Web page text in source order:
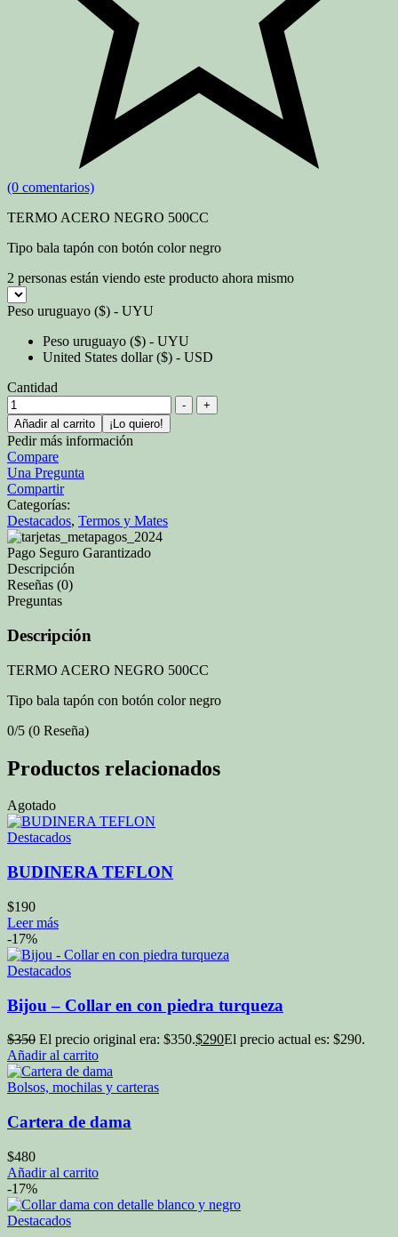
(0 comentarios)
TERMO ACERO NEGRO 500CC
Tipo bala tapón con botón color negro
2 personas están viendo este producto ahora mismo
Peso uruguayo ($) - UYU
Peso uruguayo ($) - UYU
United States dollar ($) - USD
Cantidad
-
+
Añadir al carrito
¡Lo quiero!
Pedir más información
Compare
Una Pregunta
Compartir
Categorías:
Destacados, Termos y Mates
Pago Seguro Garantizado
Descripción
Reseñas (0)
Preguntas
Descripción
TERMO ACERO NEGRO 500CC
Tipo bala tapón con botón color negro
0/5 (0 Reseña)
Productos relacionados
Agotado
Destacados
BUDINERA TEFLON
$190
Leer más
-17%
Destacados
Bijou – Collar en con piedra turqueza
$350 El precio original era: $350.$290El precio actual es: $290.
Añadir al carrito
Bolsos, mochilas y carteras
Cartera de dama
$480
Añadir al carrito
-17%
Destacados